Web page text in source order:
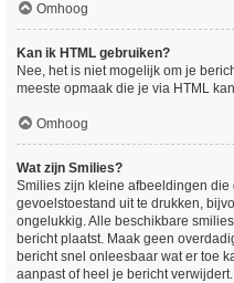
Omhoog
Kan ik HTML gebruiken?
Nee, het is niet mogelijk om je
meeste opmaak die je via HTML
Omhoog
Wat zijn Smilies?
Smilies zijn kleine afbeeldingen
gevoelstoestand uit te drukken,
ongelukkig. Alle beschikbare
bericht plaatst. Maak geen
bericht snel onleesbaar wat er toe
aanpast of heel je bericht